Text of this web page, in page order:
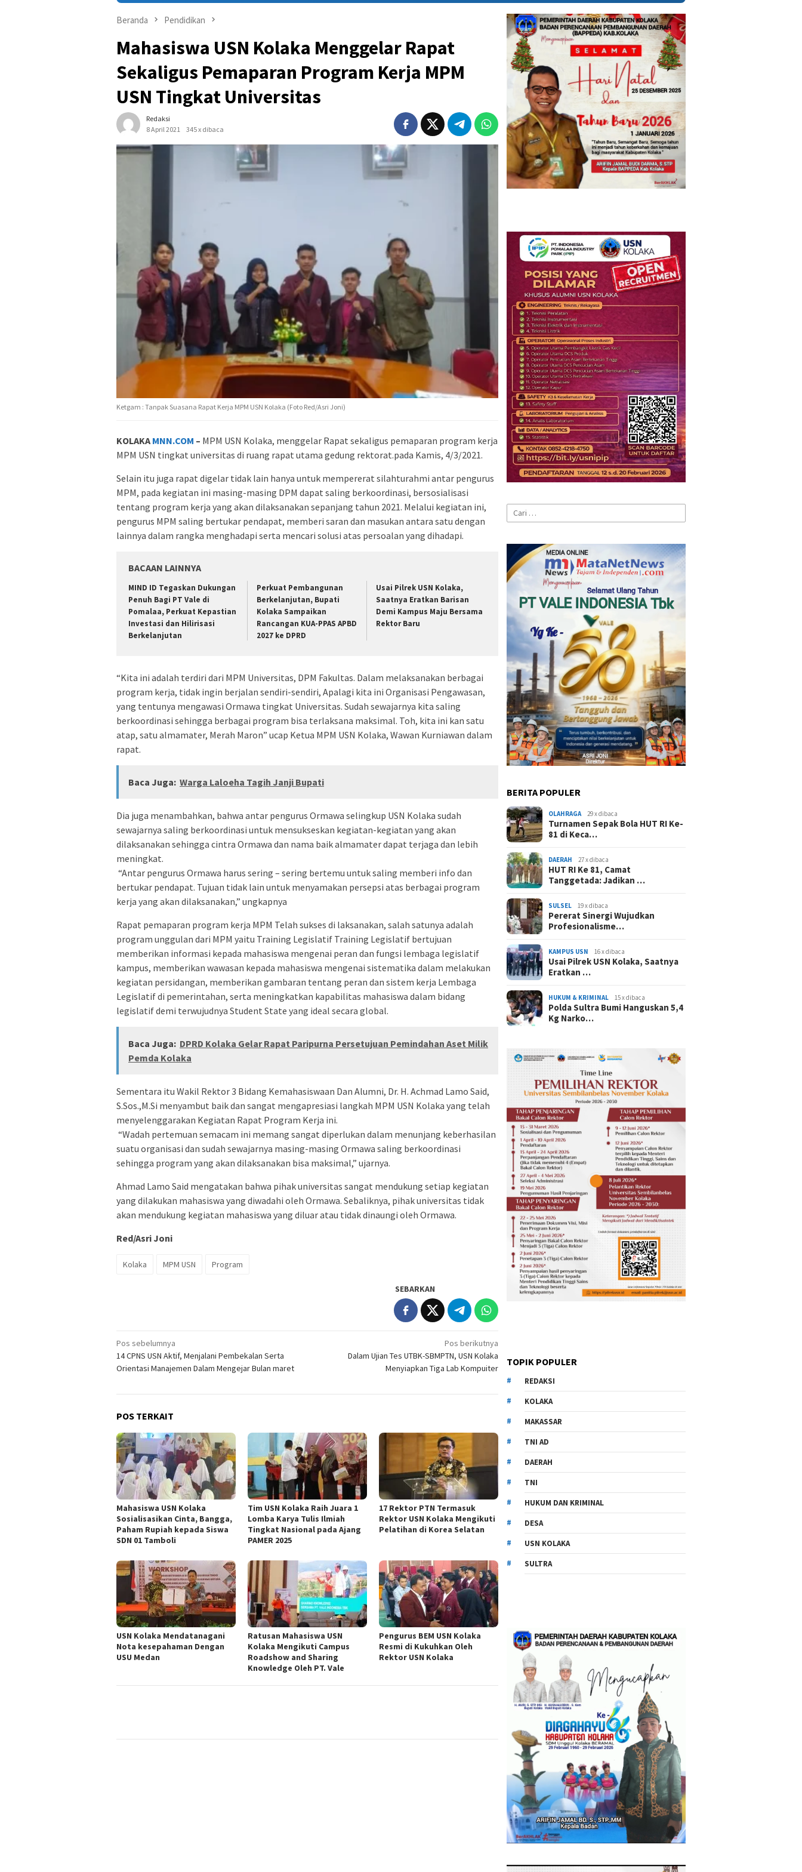
Beranda Pendidikan
Mahasiswa USN Kolaka Menggelar Rapat
Sekaligus Pemaparan Program Kerja MPM
USN Tingkat Universitas
Redaksi
8 April 2021
345 x dibaca
Ketgam : Tanpak Suasana Rapat Kerja MPM USN Kolaka (Foto Red/Asri Joni)
KOLAKA MNN.COM – MPM USN Kolaka, menggelar Rapat sekaligus pemaparan program kerja
MPM USN tingkat universitas di ruang rapat utama gedung rektorat.pada Kamis, 4/3/2021.
Selain itu juga rapat digelar tidak lain hanya untuk mempererat silahturahmi antar pengurus
MPM, pada kegiatan ini masing-masing DPM dapat saling berkoordinasi, bersosialisasi
tentang program kerja yang akan dilaksanakan sepanjang tahun 2021. Melalui kegiatan ini,
pengurus MPM saling bertukar pendapat, memberi saran dan masukan antara satu dengan
lainnya dalam rangka menghadapi serta mencari solusi atas persoalan yang dihadapi.
BACAAN LAINNYA
MIND ID Tegaskan Dukungan
Penuh Bagi PT Vale di
Pomalaa, Perkuat Kepastian
Investasi dan Hilirisasi
Berkelanjutan
Perkuat Pembangunan
Berkelanjutan, Bupati
Kolaka Sampaikan
Rancangan KUA-PPAS APBD
2027 ke DPRD
Usai Pilrek USN Kolaka,
Saatnya Eratkan Barisan
Demi Kampus Maju Bersama
Rektor Baru
“Kita ini adalah terdiri dari MPM Universitas, DPM Fakultas. Dalam melaksanakan berbagai
program kerja, tidak ingin berjalan sendiri-sendiri, Apalagi kita ini Organisasi Pengawasan,
yang tentunya mengawasi Ormawa tingkat Universitas. Sudah sewajarnya kita saling
berkoordinasi sehingga berbagai program bisa terlaksana maksimal. Toh, kita ini kan satu
atap, satu almamater, Merah Maron” ucap Ketua MPM USN Kolaka, Wawan Kurniawan dalam
rapat.
Baca Juga: Warga Laloeha Tagih Janji Bupati
Dia juga menambahkan, bahwa antar pengurus Ormawa selingkup USN Kolaka sudah
sewajarnya saling berkoordinasi untuk mensukseskan kegiatan-kegiatan yang akan
dilaksanakan sehingga cintra Ormawa dan nama baik almamater dapat terjaga dan lebih
meningkat.
“Antar pengurus Ormawa harus sering – sering bertemu untuk saling memberi info dan
bertukar pendapat. Tujuan tidak lain untuk menyamakan persepsi atas berbagai program
kerja yang akan dilaksanakan,” ungkapnya
Rapat pemaparan program kerja MPM Telah sukses di laksanakan, salah satunya adalah
program unggulan dari MPM yaitu Training Legislatif Training Legislatif bertujuan
memberikan informasi kepada mahasiswa mengenai peran dan fungsi lembaga legislatif
kampus, memberikan wawasan kepada mahasiswa mengenai sistematika dalam melakukan
kegiatan persidangan, memberikan gambaran tentang peran dan sistem kerja Lembaga
Legislatif di pemerintahan, serta meningkatkan kapabilitas mahasiswa dalam bidang
legislatif demi terwujudnya Student State yang ideal secara global.
Baca Juga: DPRD Kolaka Gelar Rapat Paripurna Persetujuan Pemindahan Aset Milik
Pemda Kolaka
Sementara itu Wakil Rektor 3 Bidang Kemahasiswaan Dan Alumni, Dr. H. Achmad Lamo Said,
S.Sos.,M.Si menyambut baik dan sangat mengapresiasi langkah MPM USN Kolaka yang telah
menyelenggarakan Kegiatan Rapat Program Kerja ini.
“Wadah pertemuan semacam ini memang sangat diperlukan dalam menunjang keberhasilan
suatu organisasi dan sudah sewajarnya masing-masing Ormawa saling berkoordinasi
sehingga program yang akan dilaksanakan bisa maksimal,” ujarnya.
Ahmad Lamo Said mengatakan bahwa pihak universitas sangat mendukung setiap kegiatan
yang dilakukan mahasiswa yang diwadahi oleh Ormawa. Sebaliknya, pihak universitas tidak
akan mendukung kegiatan mahasiswa yang diluar atau tidak dinaungi oleh Ormawa.
Red/Asri Joni
Kolaka MPM USN Program
SEBARKAN
Navigasi
pos
Pos sebelumnya
14 CPNS USN Aktif, Menjalani Pembekalan Serta
Orientasi Manajemen Dalam Mengejar Bulan maret
Pos berikutnya
Dalam Ujian Tes UTBK-SBMPTN, USN Kolaka
Menyiapkan Tiga Lab Kompuiter
POS TERKAIT
Mahasiswa USN Kolaka
Sosialisasikan Cinta, Bangga,
Paham Rupiah kepada Siswa
SDN 01 Tamboli
Tim USN Kolaka Raih Juara 1
Lomba Karya Tulis Ilmiah
Tingkat Nasional pada Ajang
PAMER 2025
17 Rektor PTN Termasuk
Rektor USN Kolaka Mengikuti
Pelatihan di Korea Selatan
USN Kolaka Mendatanagani
Nota kesepahaman Dengan
USU Medan
Ratusan Mahasiswa USN
Kolaka Mengikuti Campus
Roadshow and Sharing
Knowledge Oleh PT. Vale
Pengurus BEM USN Kolaka
Resmi di Kukuhkan Oleh
Rektor USN Kolaka
Cari
untuk:
BERITA POPULER
OLAHRAGA 29 x dibaca
Turnamen Sepak Bola HUT RI Ke-
81 di Keca…
DAERAH 27 x dibaca
HUT RI Ke 81, Camat
Tanggetada: Jadikan …
SULSEL 19 x dibaca
Pererat Sinergi Wujudkan
Profesionalisme…
KAMPUS USN 16 x dibaca
Usai Pilrek USN Kolaka, Saatnya
Eratkan …
HUKUM & KRIMINAL 15 x dibaca
Polda Sultra Bumi Hanguskan 5,4
Kg Narko…
TOPIK POPULER
REDAKSI
KOLAKA
MAKASSAR
TNI AD
DAERAH
TNI
HUKUM DAN KRIMINAL
DESA
USN KOLAKA
SULTRA